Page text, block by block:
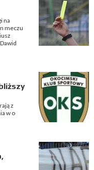
na
meczu
z
w o